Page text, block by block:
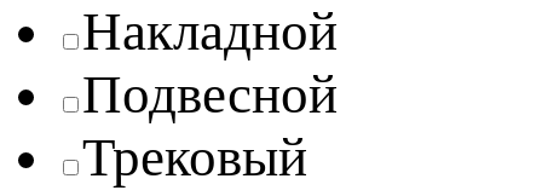
Накладной
Подвесной
Трековый